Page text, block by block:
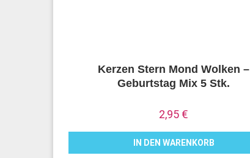
Kerzen Stern Mond Wolken –
Geburtstag Mix 5 Stk.
2,95 €
IN DEN WARENKORB